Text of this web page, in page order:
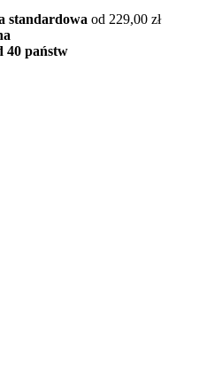
standardowa od 229,00 zł
40 państw